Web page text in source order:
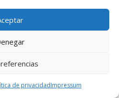
de privacidadImpressum